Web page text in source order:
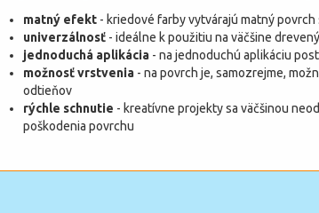
matný efekt - kriedové farby vytvárajú matný
univerzálnosť - ideálne k použitiu na väčšine
jednoduchá aplikácia - na jednoduchú aplikáciu
možnosť vrstvenia - na povrch je, samozrejme,
odtieňov
rýchle schnutie - kreatívne projekty sa väčšinou
poškodenia povrchu